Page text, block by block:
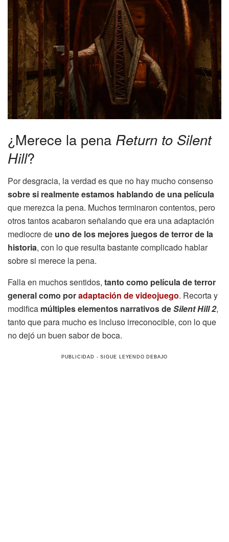
¿Merece la pena Return to Silent
Hill?
Por desgracia, la verdad es que no hay mucho consenso
sobre si realmente estamos hablando de una película
que merezca la pena. Muchos terminaron contentos, pero
otros tantos acabaron señalando que era una adaptación
mediocre de uno de los mejores juegos de terror de la
historia, con lo que resulta bastante complicado hablar
sobre si merece la pena.
Falla en muchos sentidos, tanto como película de terror
general como poradaptación de videojuego. Recorta y
modifica múltiples elementos narrativos deSilent Hill 2,
tanto que para mucho es incluso irreconocible, con lo que
no dejó un buen sabor de boca.